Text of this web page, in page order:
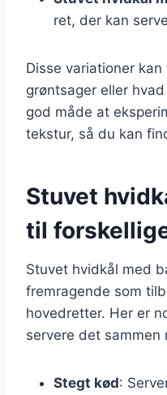
ret, der kan
Disse variationer
grøntsager eller
god måde at
tekstur, så du kan
Stuvet
til
Stuvet hvidkål med
fremragende som
hovedretter. Her er
servere det sammen
Stegt kød: